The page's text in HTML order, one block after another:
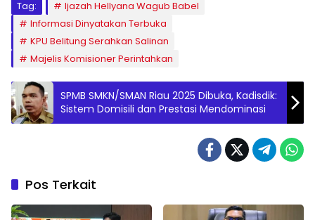
Tag:
Ijazah Hellyana Wagub Babel
Informasi Dinyatakan Terbuka
KPU Belitung Serahkan Salinan
Majelis Komisioner Perintahkan
SPMB SMKN/SMAN Riau 2025 Dibuka, Kadisdik:
Sistem Domisili dan Prestasi Mendominasi
Pos Terkait